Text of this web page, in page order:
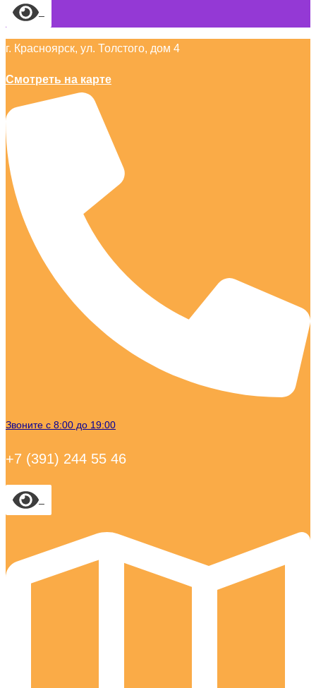
г. Красноярск, ул. Толстого, дом 4
Смотреть на карте
Звоните с 8:00 до 19:00
+7 (391) 244 55 46